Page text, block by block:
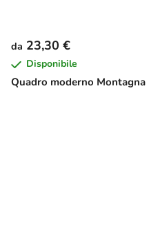
Quadro moderno Montagna
da 23,30 €
Disponibile